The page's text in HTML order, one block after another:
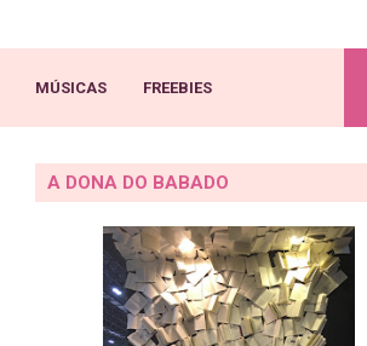
MÚSICAS FREEBIES
A DONA DO BABADO